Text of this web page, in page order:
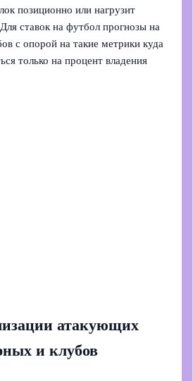
позиционно или нагрузит
ставок на футбол прогнозы на
с опорой на такие метрики куда
только на процент владения
атакующих
и клубов